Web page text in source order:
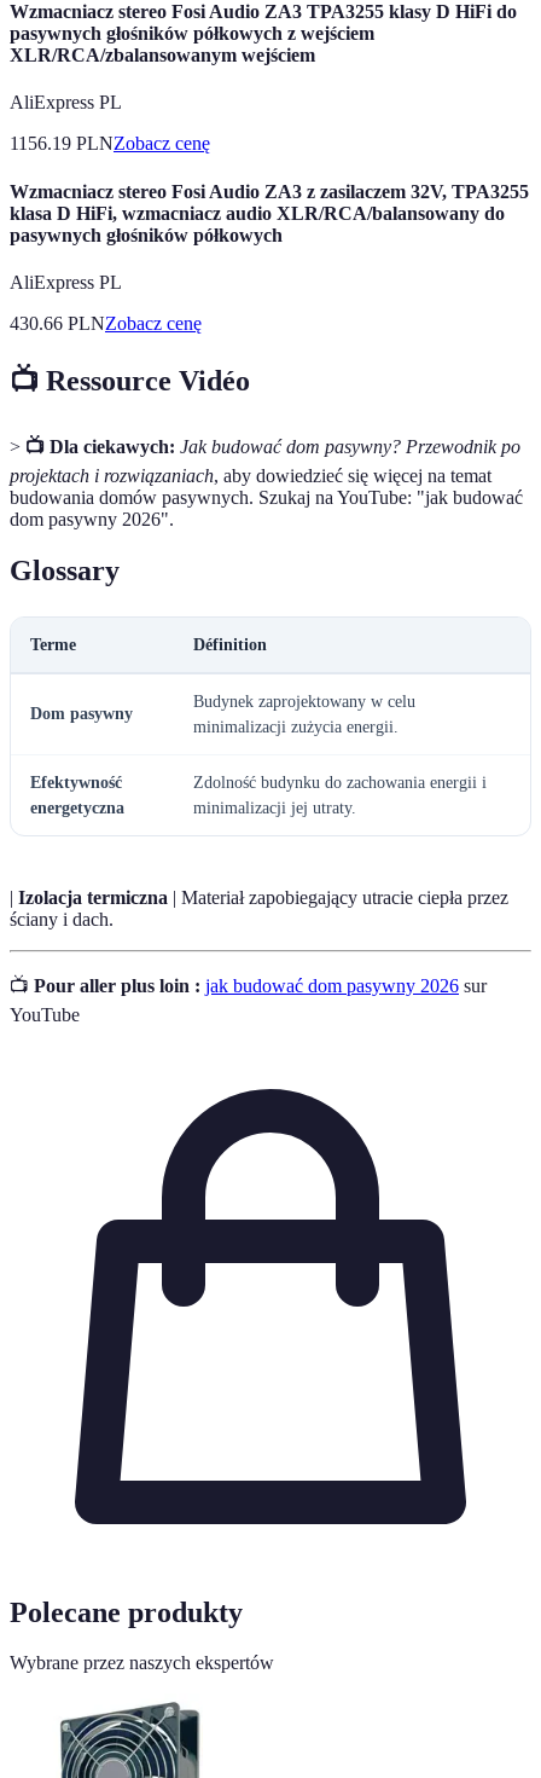
Wzmacniacz stereo Fosi Audio ZA3 TPA3255 klasy D HiFi do
pasywnych głośników półkowych z wejściem
XLR/RCA/zbalansowanym wejściem
AliExpress PL
1156.19 PLNZobacz cenę
Wzmacniacz stereo Fosi Audio ZA3 z zasilaczem 32V, TPA3255
klasa D HiFi, wzmacniacz audio XLR/RCA/balansowany do
pasywnych głośników półkowych
AliExpress PL
430.66 PLNZobacz cenę
📺 Ressource Vidéo
> 📺 Dla ciekawych: Jak budować dom pasywny? Przewodnik po
projektach i rozwiązaniach, aby dowiedzieć się więcej na temat
budowania domów pasywnych. Szukaj na YouTube: "jak budować
dom pasywny 2026".
Glossary
Terme Définition
Dom pasywny
Budynek zaprojektowany w celu
minimalizacji zużycia energii.
Efektywność
energetyczna
Zdolność budynku do zachowania energii i
minimalizacji jej utraty.
| Izolacja termiczna | Materiał zapobiegający utracie ciepła przez
ściany i dach.
📺 Pour aller plus loin : jak budować dom pasywny 2026 sur
YouTube
Polecane produkty
Wybrane przez naszych ekspertów